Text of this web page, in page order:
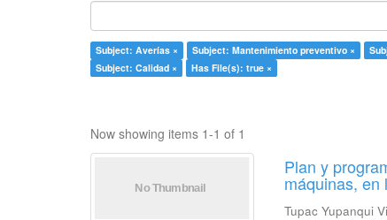
Subject: Averías × Subject: Mantenimiento preventivo ×
Subject: Calidad ×
Has File(s): true ×
Now showing items 1-1 of 1
Plan y
máquinas, en
Tupac Yupanqui